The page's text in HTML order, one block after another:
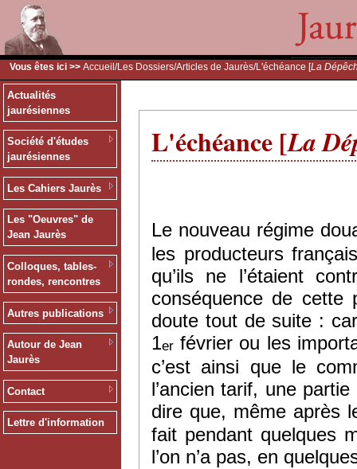
Vous êtes ici >> Accueil /Les Dossiers/Articles de Jaurès/L'échéance [La
Actualités
jaurésiennes
Société d'études
jaurésiennes
Les Cahiers Jaurès
Les "Oeuvres" de
Jean Jaurès
Colloques, tables-
rondes, rencontres
Autres publications
Autour de Jean
Jaurès
Contact
Lettre d'information
L'échéance [La
Le nouveau régime
les producteurs
qu’ils ne l’étaient
conséquence de
doute tout de suite :
1er février ou les
c’est ainsi que le
l’ancien tarif, une
dire que, même après
fait pendant quelques
l’on n’a pas, en